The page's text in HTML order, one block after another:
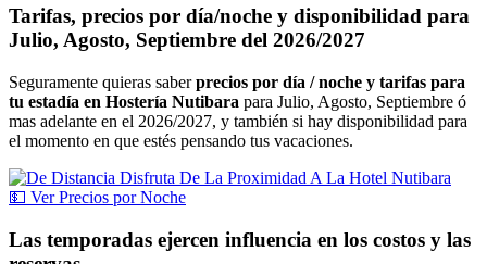
Tarifas, precios por día/noche y disponibilidad para
Julio, Agosto, Septiembre del 2026/2027
Seguramente quieras saberprecios por día / noche y tarifas para
tu estadía en Hostería Nutibara para Julio, Agosto, Septiembre ó
mas adelante en el 2026/2027, y también si hay disponibilidad para
el momento en que estés pensando tus vacaciones.
💵 VerPrecios por Noche
Las temporadas ejercen influencia en los costos y las